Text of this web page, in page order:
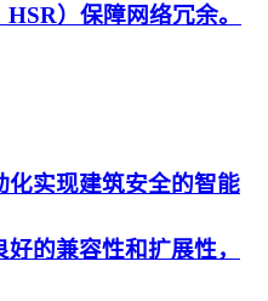
）保障网络冗余。
化实现建筑安全的智能
的兼容性和扩展性，